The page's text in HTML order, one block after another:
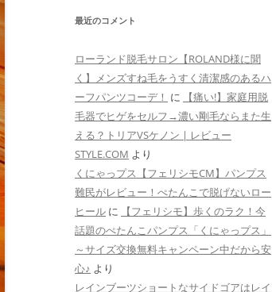
最近のコメント
ローランド脱毛サロン【ROLAND様に聞
く】メンズすね毛をうすく清潔感のあるハ
ーフパンツコーデ！ に
【痛い!】家庭用脱
毛器でヒゲをセルフ→濃い剛毛ならまた生
える？トリアVSケノン | レビュー
STYLE.COM より
くにゃっプス【フェリシモCM】パンプス
難民がレビュー！ぺたんこで脱げないロー
ヒール に
【フェリシモ】歩くのラク！今
話題のぺたんこパンプス「くにゃっプス」
～サイズ交換無料キャンペーン中だから安
心♪ より
レインブーツショートなサイドゴアはレイ